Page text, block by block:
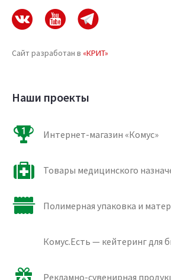
Сайт разработан в «КРИТ»
Наши проекты
Интернет-магазин «Комус»
Товары медицинского
Полимерная упаковка и
Комус.Есть — кейтеринг для
Рекламно-сувенирная